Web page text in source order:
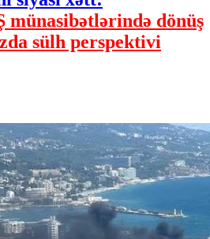
münasibətlərində dönüş
sülh perspektivi